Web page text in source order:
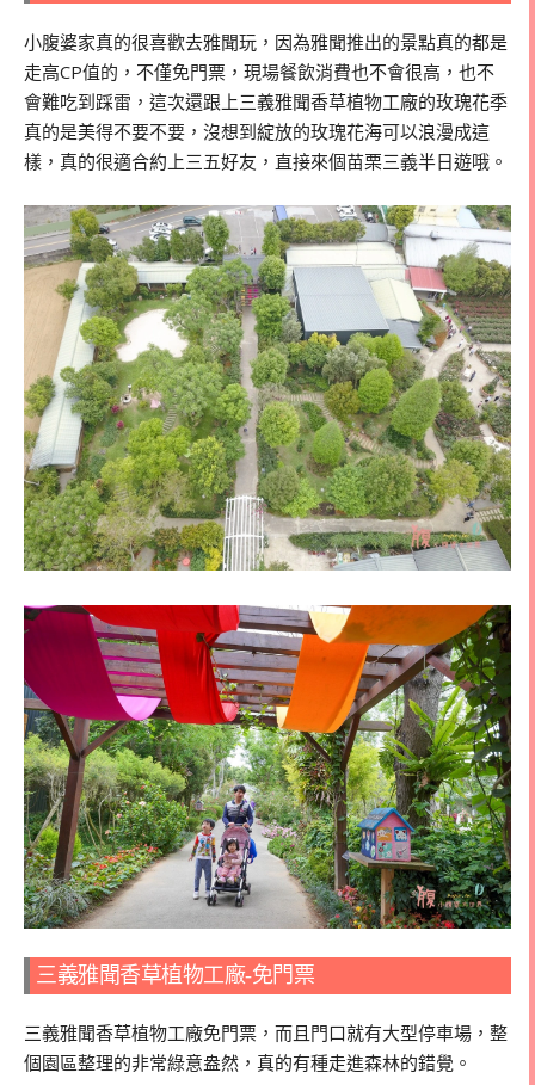
小腹婆家真的很喜歡去雅聞玩，因為雅聞推出的景點真的都是
走高CP值的，不僅免門票，現場餐飲消費也不會很高，也不
會難吃到踩雷，這次還跟上三義雅聞香草植物工廠的玫瑰花季
真的是美得不要不要，沒想到綻放的玫瑰花海可以浪漫成這
樣，真的很適合約上三五好友，直接來個苗栗三義半日遊哦。
三義雅聞香草植物工廠-免門票
三義雅聞香草植物工廠免門票，而且門口就有大型停車場，整
個園區整理的非常綠意盎然，真的有種走進森林的錯覺。